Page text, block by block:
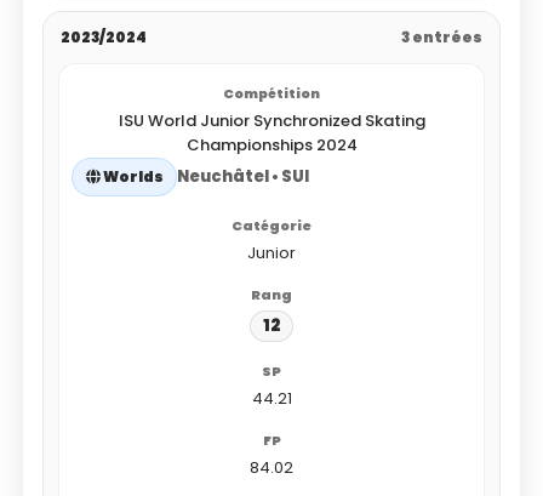
2023/2024 3 entrées
ISU World Junior Synchronized Skating
Championships 2024
Worlds Neuchâtel • SUI
Junior
12
44.21
84.02